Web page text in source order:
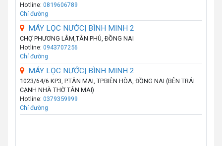
Hotline: 0819606789
Chỉ đường
MÁY LỌC NƯỚC| BÌNH MINH 2
CHỢ PHƯƠNG LÂM,TÂN PHÚ, ĐỒNG NAI
Hotline: 0943707256
Chỉ đường
MÁY LỌC NƯỚC| BÌNH MINH 2
1023/64/6 KP3, P.TÂN MAI, TP.BIÊN HÒA, ĐỒNG NAI (BÊN TRÁI
CẠNH NHÀ THỜ TÂN MAI)
Hotline: 0379359999
Chỉ đường